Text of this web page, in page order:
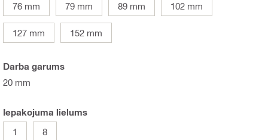
76 mm 79 mm 89 mm 102 mm
127 mm 152 mm
Darba garums
20 mm
Iepakojuma lielums
1
8